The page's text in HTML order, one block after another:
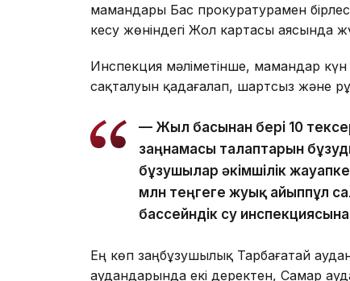
мамандары Бас прокуратурамен
кесу жөніндегі Жол картасы аясында
Инспекция мәліметінше, мамандар күн
сақталуын қадағалап, шартсыз және
— Жыл басынан бері 10
заңнамасы талаптарын
бұзушылар әкімшілік
млн теңгеге жуық айыппұл
бассейндік су
Ең көп заңбұзушылық Тарбағатай
аудандарында екі деректен, Самар